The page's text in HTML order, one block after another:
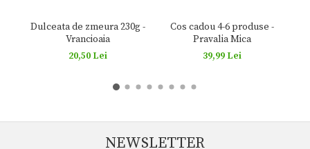
Dulceata de zmeura 230g -
Vrancioaia
20,50 Lei
Cos cadou 4-6 produse -
Pravalia Mica
39,99 Lei
NEWSLETTER